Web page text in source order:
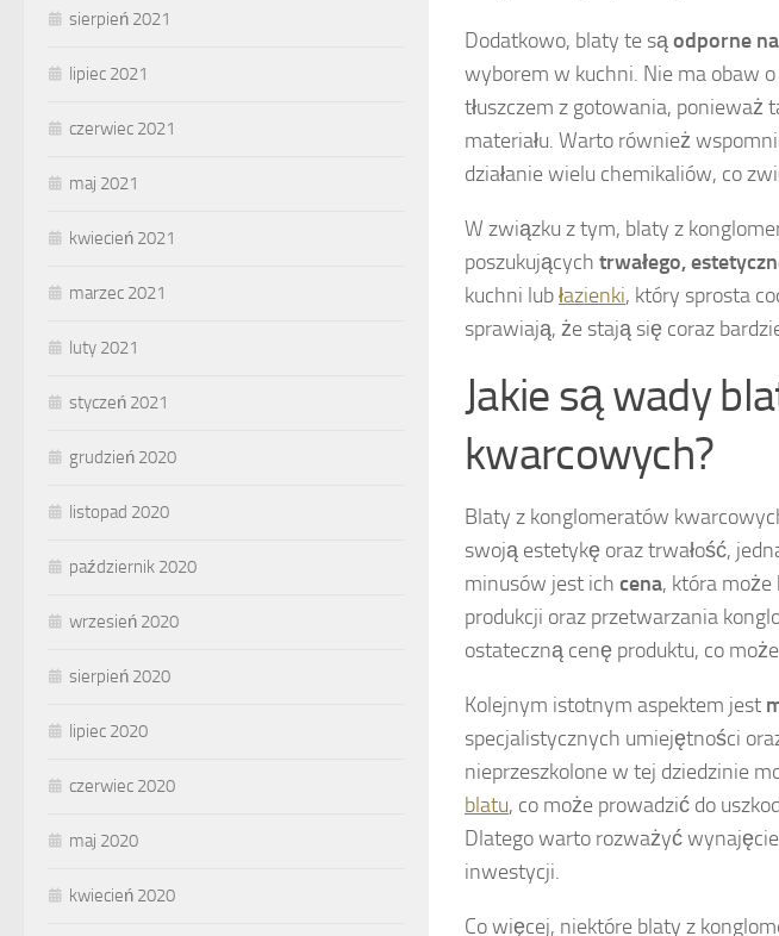
Dodatkowo, blaty te sąodporne
wyborem w kuchni. Nie ma obaw
tłuszczem z gotowania, ponieważ
materiału. Warto również
działanie wielu chemikaliów, co
W związku z tym, blaty z
poszukujących trwałego,
kuchni lubłazienki, który sprosta
sprawiają, że stają się coraz
Jakie są wady
kwarcowych?
Blaty z konglomeratów
swoją estetykę oraz trwałość,
minusów jest ich cena, która
produkcji oraz przetwarzania
ostateczną cenę produktu, co
Kolejnym istotnym aspektem jest
specjalistycznych umiejętności
nieprzeszkolone w tej dziedzinie
blatu, co może prowadzić do
Dlatego warto rozważyć
inwestycji.
Co więcej, niektóre blaty z
sierpień 2021
lipiec 2021
czerwiec 2021
maj 2021
kwiecień 2021
marzec 2021
luty 2021
styczeń 2021
grudzień 2020
listopad 2020
październik 2020
wrzesień 2020
sierpień 2020
lipiec 2020
czerwiec 2020
maj 2020
kwiecień 2020